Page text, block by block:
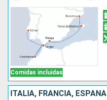
Comidas incluidas
ITALIA, FRANCIA, ESPAÑA